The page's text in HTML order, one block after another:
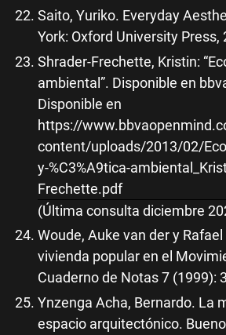
Saito, Yuriko. Everyday
York: Oxford University Press,
Shrader-Frechette, Kristin:
ambiental”. Disponible en
Disponible en
https://
content/uploads/2013/02/
y-%C3%A9tica-
Frechette.pdf
(Última consulta diciembre
Woude, Auke van der y Rafael
vivienda popular en el
Cuaderno de Notas 7 (1999):
Ynzenga Acha, Bernardo. La
espacio arquitectónico.